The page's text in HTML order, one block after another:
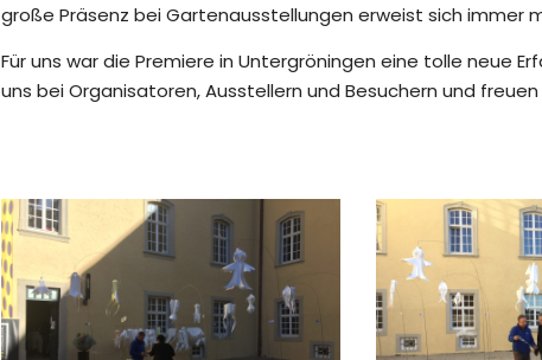
große Präsenz bei Gartenausstellungen erweist sich immer
Für uns war die Premiere in Untergröningen eine tolle neue
uns bei Organisatoren, Ausstellern und Besuchern und